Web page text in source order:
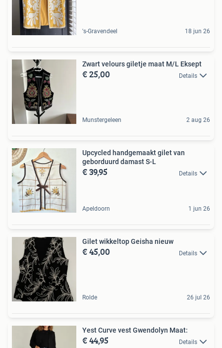
's-Gravendeel 18 jun 26
Zwart velours giletje maat M/L Eksept
€ 25,00 Details
Munstergeleen 2 aug 26
Upcycled handgemaakt gilet van
geborduurd damast S-L
€ 39,95 Details
Apeldoorn 1 jun 26
Gilet wikkeltop Geisha nieuw
€ 45,00 Details
Rolde 26 jul 26
Yest Curve vest Gwendolyn Maat:
€ 44,95 Details